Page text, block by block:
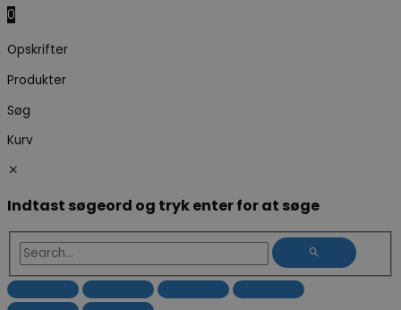
0
Opskrifter
Produkter
Søg
Kurv
Indtast søgeord og tryk enter for at søge